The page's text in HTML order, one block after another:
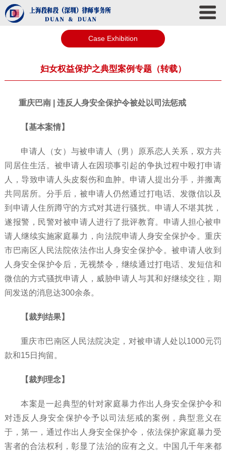
Case Exhibition
妇女权益保护之典型案例专题（转载）
重庆巴南 | 违反人身安全保护令被处以司法惩戒
【基本案情】
申请人（女）与被申请人（男）原系恋人关系，双方共
同居住生活。被申请人在因琐事引起的争执过程中殴打申请
人，导致申请人头皮裂伤和血肿。申请人提出分手，并搬离
共同居所。分手后，被申请人仍然通过打电话、发微信以及
到申请人住所蹲守的方式对其进行骚扰。申请人不堪其扰，
遂报警，民警对被申请人进行了批评教育。申请人担心被申
请人继续实施家庭暴力，向法院申请人身安全保护令。重庆
市巴南区人民法院依法作出人身安全保护令。被申请人收到
人身安全保护令后，无视禁令，继续通过打电话、发短信和
微信的方式骚扰申请人，威胁申请人与其和好继续交往，期
间发送的消息达300余条。
【裁判结果】
重庆市巴南区人民法院决定，对被申请人处以1000元罚
款和15日拘留。
【裁判理念】
本案是一起典型的针对家庭暴力作出人身安全保护令和
对违反人身安全保护令予以司法惩戒的案例，典型意义在
于，第一，通过作出人身安全保护令，依法保护家庭暴力受
害者的合法权利，彰显了法治的应有之义。中国几千年来都